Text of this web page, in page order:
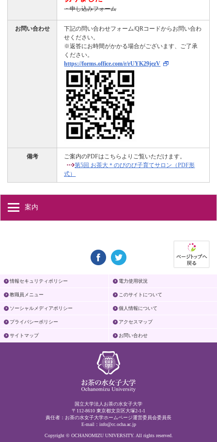
・申し込みフォーム
お問い合わせ
下記の問い合わせフォーム/QRコードからお問い合わ
せください。
※返答にお時間がかかる場合がございます、ご了承
ください。
https://forms.office.com/r/rUYK29jezV
備考
ご案内のPDFはこちらよりご覧いただけます。
第5回 お茶大＊のびのび子育てサロン（PDF形
式）
案内
情報セキュリティポリシー 電力使用状況
教職員メニュー このサイトについて
ソーシャルメディアポリシー 個人情報について
プライバシーポリシー アクセスマップ
サイトマップ お問い合わせ
国立大学法人お茶の水女子大学
〒112-8610 東京都文京区大塚2-1-1
責任者：お茶の水女子大学ホームページ運営委員会委員長
E-mail： info@cc.ocha.ac.jp
Copyright © OCHANOMIZU UNIVERSITY. All rights reserved.